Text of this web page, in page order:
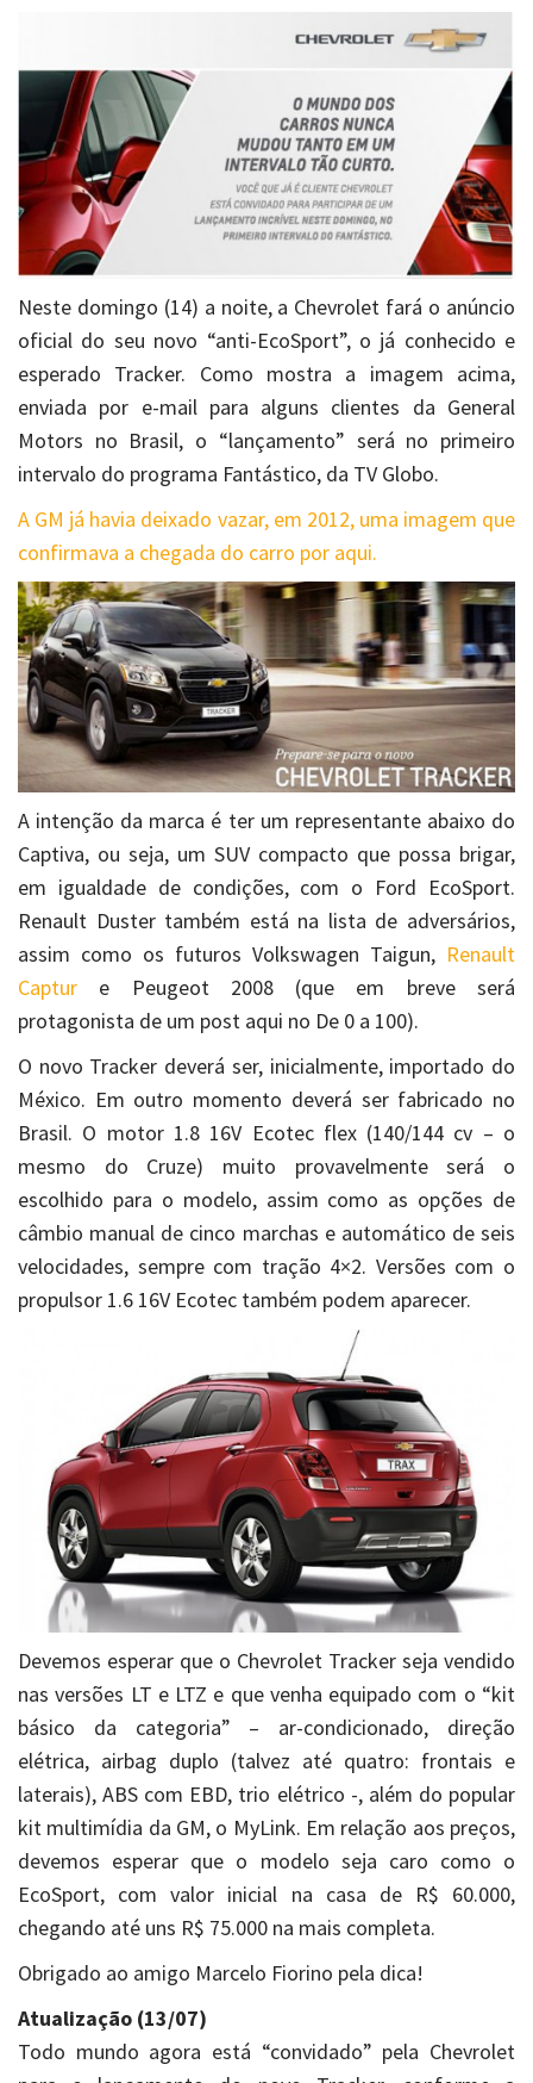
Neste domingo (14) a noite, a Chevrolet fará o anúncio
oficial do seu novo “anti-EcoSport”, o já conhecido e
esperado Tracker. Como mostra a imagem acima,
enviada por e-mail para alguns clientes da General
Motors no Brasil, o “lançamento” será no primeiro
intervalo do programa Fantástico, da TV Globo.
A GM já havia deixado vazar, em 2012, uma imagem que
confirmava a chegada do carro por aqui.
A intenção da marca é ter um representante abaixo do
Captiva, ou seja, um SUV compacto que possa brigar,
em igualdade de condições, com o Ford EcoSport.
Renault Duster também está na lista de adversários,
assim como os futuros Volkswagen Taigun, Renault
Captur e Peugeot 2008 (que em breve será
protagonista de um post aqui no De 0 a 100).
O novo Tracker deverá ser, inicialmente, importado do
México. Em outro momento deverá ser fabricado no
Brasil. O motor 1.8 16V Ecotec flex (140/144 cv – o
mesmo do Cruze) muito provavelmente será o
escolhido para o modelo, assim como as opções de
câmbio manual de cinco marchas e automático de seis
velocidades, sempre com tração 4×2. Versões com o
propulsor 1.6 16V Ecotec também podem aparecer.
Devemos esperar que o Chevrolet Tracker seja vendido
nas versões LT e LTZ e que venha equipado com o “kit
básico da categoria” – ar-condicionado, direção
elétrica, airbag duplo (talvez até quatro: frontais e
laterais), ABS com EBD, trio elétrico -, além do popular
kit multimídia da GM, o MyLink. Em relação aos preços,
devemos esperar que o modelo seja caro como o
EcoSport, com valor inicial na casa de R$ 60.000,
chegando até uns R$ 75.000 na mais completa.
Obrigado ao amigo Marcelo Fiorino pela dica!
Atualização (13/07)
Todo mundo agora está “convidado” pela Chevrolet